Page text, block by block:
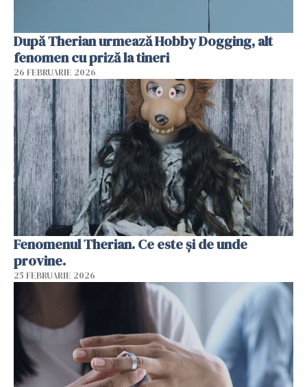
După Therian urmează Hobby Dogging, alt
fenomen cu priză la tineri
26 FEBRUARIE 2026
Fenomenul Therian. Ce este și de unde
provine.
25 FEBRUARIE 2026